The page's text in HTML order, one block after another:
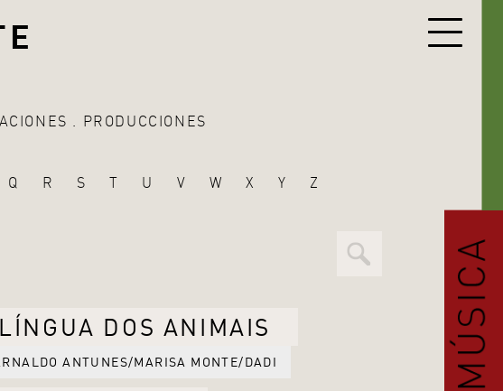
PRODUCCIONES
Q R S T U V W X Y Z
DOS ANIMAIS
ANTUNES/MARISA MONTE/DADI